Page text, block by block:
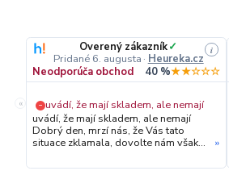
«
Overený zákazník✓
Pridané 6. augusta · Heureka.cz
i
Neodporúča obchod 40 %★★☆☆☆
− uvádí, že mají skladem, ale nemají
uvádí, že mají skladem, ale nemají
Dobrý den, mrzí nás, že Vás tato
situace zklamala, dovolte nám však
objednávky. Hned druhý den ráno
»